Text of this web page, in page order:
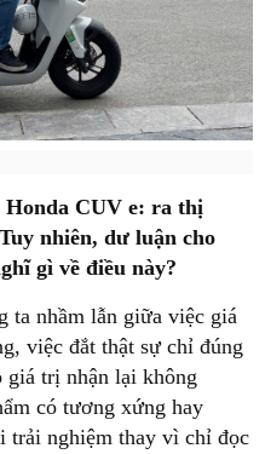
Honda CUV e: ra thị
nhiên, dư luận cho
gì về điều này?
ta nhầm lẫn giữa việc giá
việc đắt thật sự chỉ đúng
giá trị nhận lại không
có tương xứng hay
trải nghiệm thay vì chỉ đọc